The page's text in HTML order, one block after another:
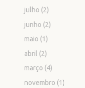
julho (2)
junho (2)
maio (1)
abril (2)
março (4)
novembro (1)